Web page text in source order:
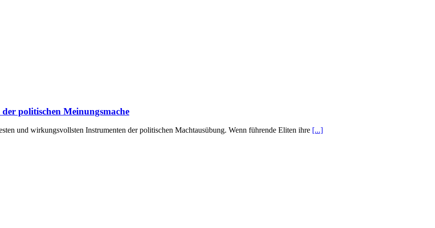
politischen Meinungsmache
und wirkungsvollsten Instrumenten der politischen Machtausübung. Wenn führende Eliten ihre [...]